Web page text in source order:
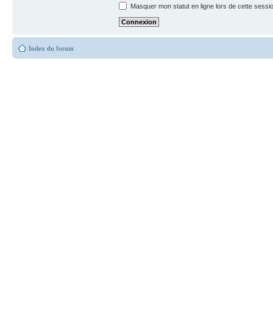
Masquer mon statut en ligne lors de cette
Index du forum